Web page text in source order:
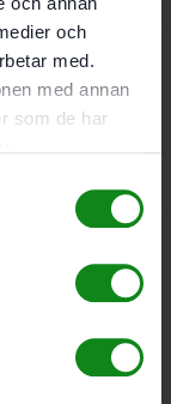
och
med.
med annan
som de har
FS-